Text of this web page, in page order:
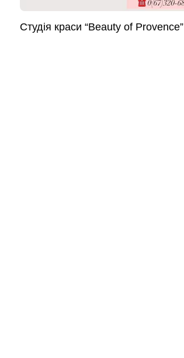
Студія краси “Beauty of Provence”